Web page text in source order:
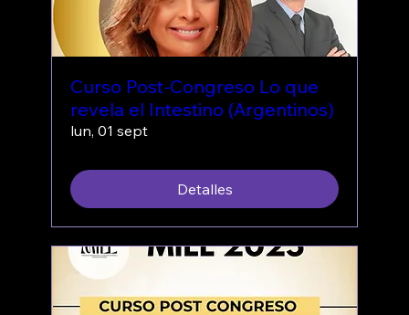
Curso Post-Congreso Lo que
revela el Intestino (Argentinos)
lun, 01 sept
Detalles